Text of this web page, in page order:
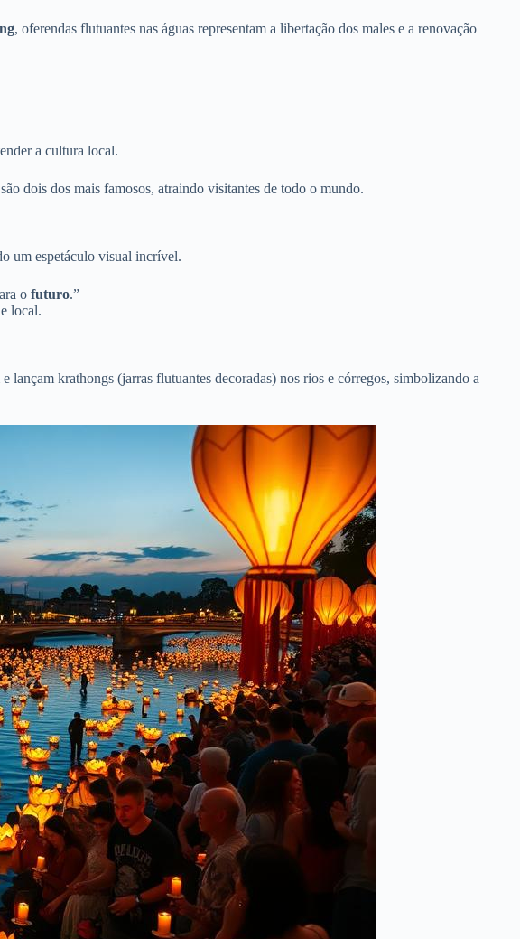
, oferendas flutuantes nas águas representam a libertação dos males e a renovação
a cultura local.
são dois dos mais famosos, atraindo visitantes de todo o mundo.
um espetáculo visual incrível.
o futuro.”
local.
krathongs (jarras flutuantes decoradas) nos rios e córregos, simbolizando a